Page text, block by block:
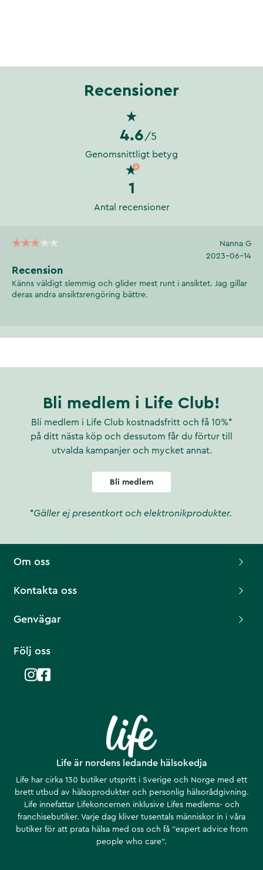
Recensioner
4.6 /5
Genomsnittligt betyg
1
Antal recensioner
Nanna G
2023-06-14
Recension
Känns väldigt slemmig och glider mest runt i ansiktet. Jag gillar
deras andra ansiktsrengöring bättre.
Bli medlem i Life Club!
Bli medlem i Life Club kostnadsfritt och få 10%*
på ditt nästa köp och dessutom får du förtur till
utvalda kampanjer och mycket annat.
Bli medlem
*Gäller ej presentkort och elektronikprodukter.
Life är nordens ledande hälsokedja
Life har cirka 130 butiker utspritt i Sverige och Norge med ett
brett utbud av hälsoprodukter och personlig hälsorådgivning.
Life innefattar Lifekoncernen inklusive Lifes medlems- och
franchisebutiker. Varje dag kliver tusentals människor in i våra
butiker för att prata hälsa med oss och få ”expert advice from
people who care”.
Om oss
Kontakta oss
Genvägar
Följ oss